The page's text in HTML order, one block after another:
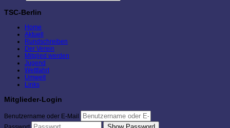
TSC-Berlin
Home
Aktuell
Rundschreiben
Der Verein
Mitglied werden
Jugend
Wettfahrt
Umwelt
Links
Mitglieder-Login
Benutzername oder E-Mail